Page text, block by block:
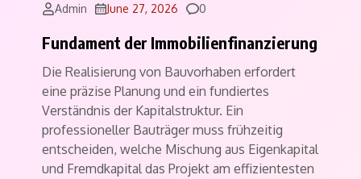
Admin June 27, 2026 Comments
0
Fundament der Immobilienfinanzierung
Die Realisierung von Bauvorhaben erfordert
eine präzise Planung und ein fundiertes
Verständnis der Kapitalstruktur. Ein
professioneller Bauträger muss frühzeitig
entscheiden, welche Mischung aus Eigenkapital
und Fremdkapital das Projekt am effizientesten